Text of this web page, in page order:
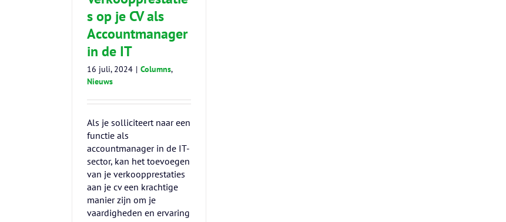
s op je CV als
Accountmanager
in de IT
16 juli, 2024 | Columns,
Nieuws
Als je solliciteert naar een
functie als
accountmanager in de IT-
sector, kan het toevoegen
van je verkoopprestaties
aan je cv een krachtige
manier zijn om je
vaardigheden en ervaring